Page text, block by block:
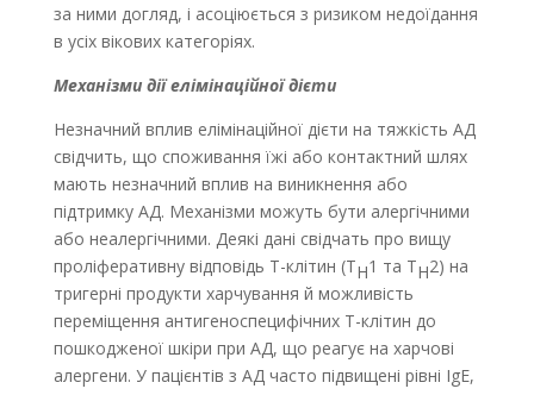
за ними догляд, і асоціюється з ризиком недоїдання
в усіх вікових категоріях.
Механізми дії елімінаційної дієти
Незначний вплив елімінаційної дієти на тяжкість AД
свідчить, що споживання їжі або контактний шлях
мають незначний вплив на виникнення або
підтримку АД. Механізми можуть бути алергічними
або неалергічними. Деякі дані свідчать про вищу
проліферативну відповідь Т-клітин (TH1 та TH2) на
тригерні продукти харчування й можливість
переміщення антигеноспецифічних Т-клітин до
пошкодженої шкіри при AД, що реагує на харчові
алергени. У пацієнтів з AД часто підвищені рівні IgE,